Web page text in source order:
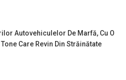
Autovehiculelor De Marfă, Cu O
Care Revin Din Străinătate